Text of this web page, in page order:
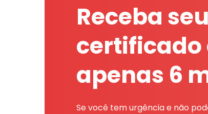
Receba seu
certificado
apenas 6
Se você tem urgência e não